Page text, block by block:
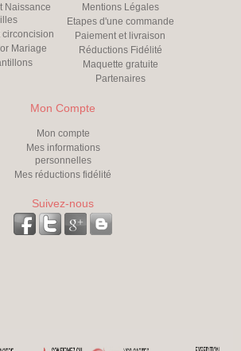
Naissance
circoncision
Mariage
Mentions Légales
Etapes d'une commande
Paiement et livraison
Réductions Fidélité
Maquette gratuite
Partenaires
Mon Compte
Mon compte
Mes informations
personnelles
Mes réductions fidélité
Suivez-nous